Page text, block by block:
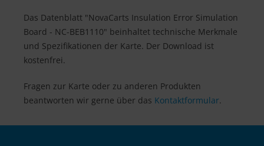
Das Datenblatt "NovaCarts Insulation Error Simulation
Board - NC-BEB1110" beinhaltet technische Merkmale
und Spezifikationen der Karte. Der Download ist
kostenfrei.
Fragen zur Karte oder zu anderen Produkten
beantworten wir gerne über das Kontaktformular.